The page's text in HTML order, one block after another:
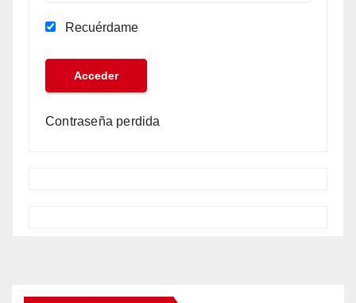
Recuérdame
Contraseña perdida